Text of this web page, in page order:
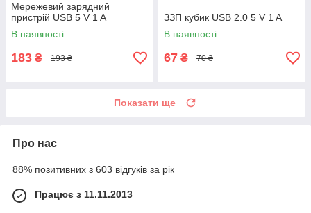
Мережевий зарядний
пристрій USB 5 V 1 A
В наявності
183 ₴ 193 ₴
ЗЗП кубик USB 2.0 5 V 1 A
В наявності
67 ₴ 70 ₴
Показати ще
Про нас
88% позитивних з 603 відгуків за рік
Працює з 11.11.2013